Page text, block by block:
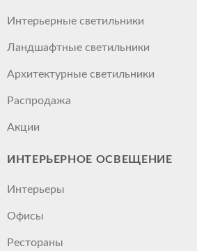
Интерьерные светильники
Ландшафтные светильники
Архитектурные светильники
Распродажа
Акции
ИНТЕРЬЕРНОЕ ОСВЕЩЕНИЕ
Интерьеры
Офисы
Рестораны